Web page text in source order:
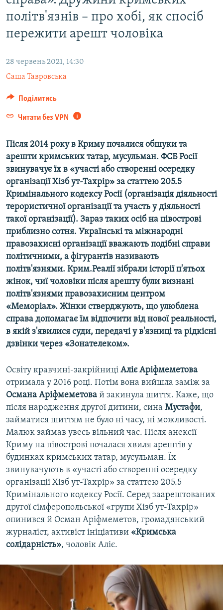
ВІДЕОУРОКИ «ELIFBE»
ІНФОГРАФІКА
Русский
Qırımtatar
ДОЛУЧАЙСЯ!
політв'язнів – про хобі, як спосіб
пережити арешт чоловіка
28 червень 2021, 14:30
Саша Тавровська
Поділитись
Читати без VPN
Після 2014 року в Криму почалися обшуки та
арешти кримських татар, мусульман. ФСБ Росії
звинувачує їх в «участі або створенні осередку
організації Хізб ут-Тахрір» за статтею 205.5
Кримінального кодексу Росії (організація діяльності
терористичної організації та участь у діяльності
такої організації). Зараз таких осіб на півострові
приблизно сотня. Українські та міжнародні
правозахисні організації вважають подібні справи
політичними, а фігурантів називають
політв'язнями. Крим.Реалії зібрали історії п'ятьох
жінок, чиї чоловіки після арешту були визнані
політв'язнями правозахисним центром
«Меморіал». Жінки стверджують, що улюблена
справа допомагає їм відпочити від нової реальності,
в якій з'явилися суди, передачі у в'язниці та рідкісні
дзвінки через «Зонателеком».
Освіту кравчині-закрійниці Аліє Аріфмеметова
отримала у 2016 році. Потім вона вийшла заміж за
Османа Аріфмеметова й закинула шиття. Каже, що
після народження другої дитини, сина Мустафи,
займатися шиттям не було ні часу, ні можливості.
Малюк займав увесь вільний час. Після анексії
Криму на півострові почалася хвиля арештів у
будинках кримських татар, мусульман. Їх
звинувачують в «участі або створенні осередку
організації Хізб ут-Тахрір» за статтею 205.5
Кримінального кодексу Росії. Серед заарештованих
другої сімферопольської «групи Хізб ут-Тахрір»
опинився й Осман Аріфмеметов, громадянський
журналіст, активіст ініціативи «Кримська
солідарність», чоловік Аліє.